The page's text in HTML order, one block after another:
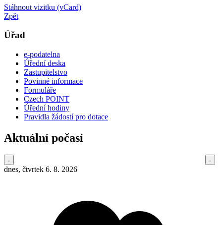
Stáhnout vizitku (vCard)
Zpět
Úřad
e-podatelna
Úřední deska
Zastupitelstvo
Povinné informace
Formuláře
Czech POINT
Úřední hodiny
Pravidla žádostí pro dotace
Aktuální počasí
dnes, čtvrtek 6. 8. 2026